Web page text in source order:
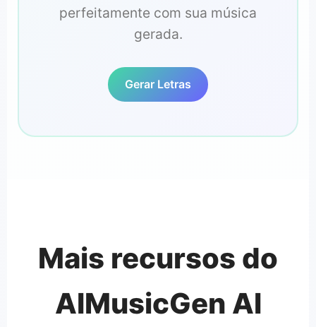
perfeitamente com sua música
gerada.
Gerar Letras
Mais recursos do
AIMusicGen AI